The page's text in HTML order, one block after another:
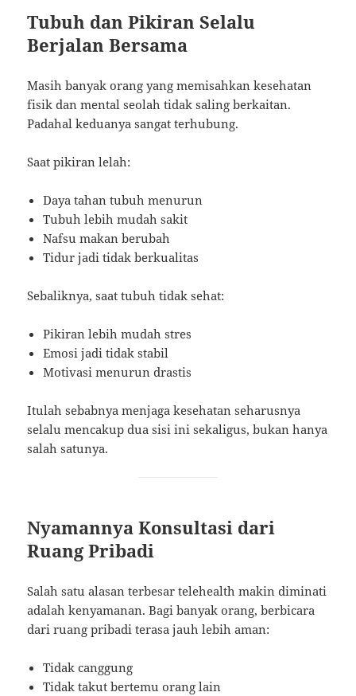
Tubuh dan Pikiran Selalu
Berjalan Bersama
Masih banyak orang yang memisahkan kesehatan
fisik dan mental seolah tidak saling berkaitan.
Padahal keduanya sangat terhubung.
Saat pikiran lelah:
Daya tahan tubuh menurun
Tubuh lebih mudah sakit
Nafsu makan berubah
Tidur jadi tidak berkualitas
Sebaliknya, saat tubuh tidak sehat:
Pikiran lebih mudah stres
Emosi jadi tidak stabil
Motivasi menurun drastis
Itulah sebabnya menjaga kesehatan seharusnya
selalu mencakup dua sisi ini sekaligus, bukan hanya
salah satunya.
Nyamannya Konsultasi dari
Ruang Pribadi
Salah satu alasan terbesar telehealth makin diminati
adalah kenyamanan. Bagi banyak orang, berbicara
dari ruang pribadi terasa jauh lebih aman:
Tidak canggung
Tidak takut bertemu orang lain